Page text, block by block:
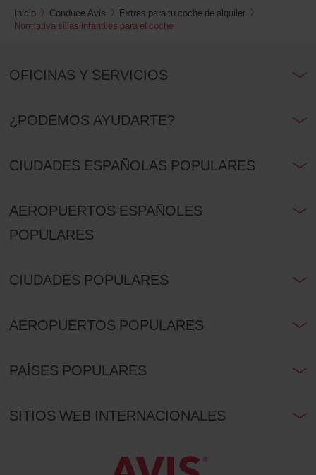
Inicio Conduce Avis
Extras para tu coche de alquiler
Normativa sillas infantiles para el coche
OFICINAS Y SERVICIOS
¿PODEMOS AYUDARTE?
CIUDADES ESPAÑOLAS POPULARES
AEROPUERTOS ESPAÑOLES
POPULARES
CIUDADES POPULARES
AEROPUERTOS POPULARES
PAÍSES POPULARES
SITIOS WEB INTERNACIONALES